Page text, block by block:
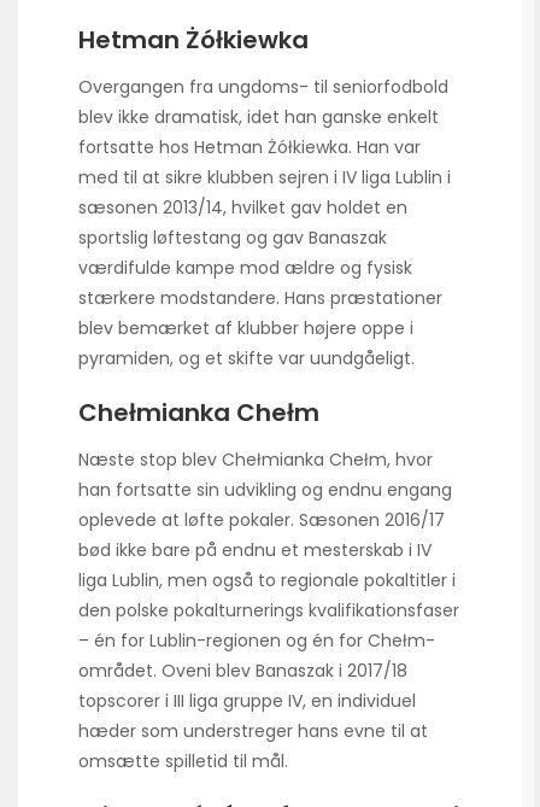
Hetman Żółkiewka
Overgangen fra ungdoms- til seniorfodbold
blev ikke dramatisk, idet han ganske enkelt
fortsatte hos Hetman Żółkiewka. Han var
med til at sikre klubben sejren i IV liga Lublin i
sæsonen 2013/14, hvilket gav holdet en
sportslig løftestang og gav Banaszak
værdifulde kampe mod ældre og fysisk
stærkere modstandere. Hans præstationer
blev bemærket af klubber højere oppe i
pyramiden, og et skifte var uundgåeligt.
Chełmianka Chełm
Næste stop blev Chełmianka Chełm, hvor
han fortsatte sin udvikling og endnu engang
oplevede at løfte pokaler. Sæsonen 2016/17
bød ikke bare på endnu et mesterskab i IV
liga Lublin, men også to regionale pokaltitler i
den polske pokalturnerings kvalifikationsfaser
– én for Lublin-regionen og én for Chełm-
området. Oveni blev Banaszak i 2017/18
topscorer i III liga gruppe IV, en individuel
hæder som understreger hans evne til at
omsætte spilletid til mål.